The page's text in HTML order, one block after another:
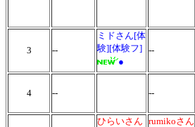
3 --
ミドさん[体
験][体験フ]
●
--
4 -- --
ひらいさん rumikoさん